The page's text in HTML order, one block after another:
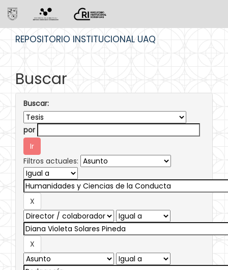
REPOSITORIO INSTITUCIONAL UAQ
Buscar
Buscar:
por
Filtros actuales: